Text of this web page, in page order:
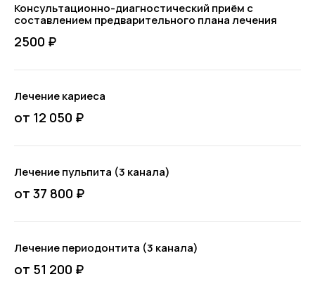
Консультационно-диагностический приём с
составлением предварительного плана лечения
2500 ₽
Лечение кариеса
от 12 050 ₽
Лечение пульпита (3 канала)
от 37 800 ₽
Лечение периодонтита (3 канала)
от 51 200 ₽